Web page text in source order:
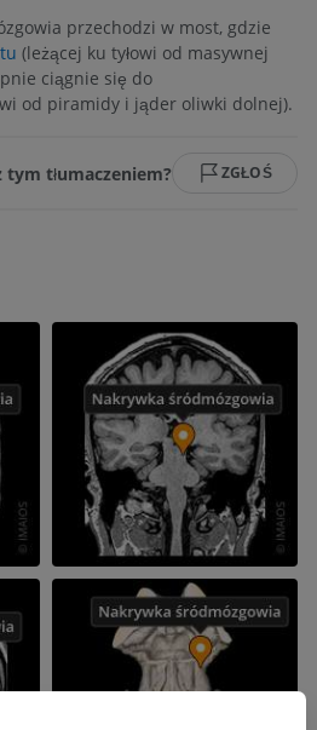
przechodzi w most, gdzie
(leżącej ku tyłowi od masywnej
ciągnie się do
od piramidy i jąder oliwki dolnej).
tłumaczeniem? ZGŁOŚ